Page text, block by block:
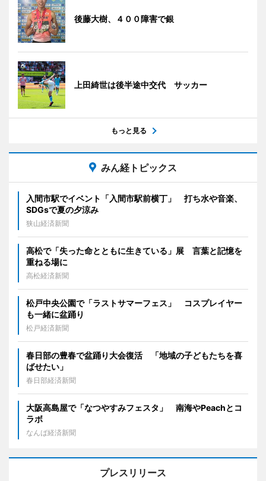
後藤大樹、４００障害で銀
上田綺世は後半途中交代 サッカー
もっと見る
みん経トピックス
入間市駅でイベント「入間市駅前横丁」 打ち水や音楽、
SDGsで夏の夕涼み
狭山経済新聞
高松で「失った命とともに生きている」展 言葉と記憶を
重ねる場に
高松経済新聞
松戸中央公園で「ラストサマーフェス」 コスプレイヤー
も一緒に盆踊り
松戸経済新聞
春日部の豊春で盆踊り大会復活 「地域の子どもたちを喜
ばせたい」
春日部経済新聞
大阪高島屋で「なつやすみフェスタ」 南海やPeachとコ
ラボ
なんば経済新聞
プレスリリース